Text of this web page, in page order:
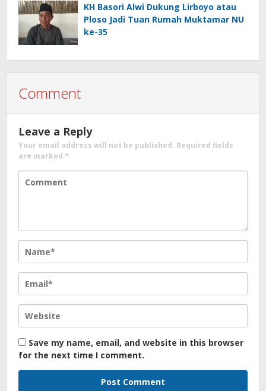
KH Basori Alwi Dukung Lirboyo atau
Ploso Jadi Tuan Rumah Muktamar NU
ke-35
Comment
Leave a Reply
Your email address will not be published. Required fields
are marked *
Save my name, email, and website in this browser
for the next time I comment.